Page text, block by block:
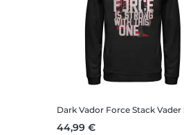
Dark Vador Force Stack Vader
44,99 €